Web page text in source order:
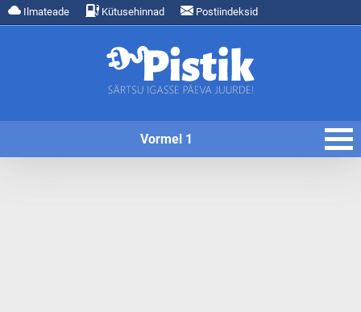
Ilmateade Kütusehinnad Postiindeksid
Vormel 1